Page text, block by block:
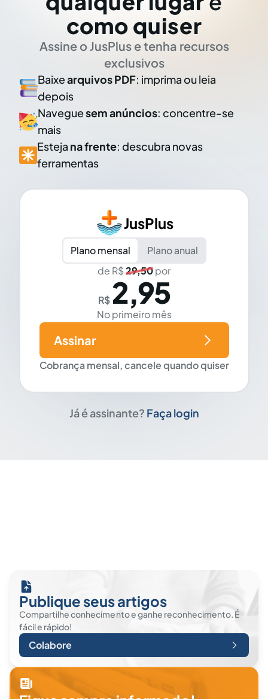
como quiser
Assine o JusPlus e tenha recursos
exclusivos
Baixearquivos PDF: imprima ou leia
depois
Naveguesem anúncios: concentre-se
mais
Esteja na frente: descubra novas
ferramentas
JusPlus
Plano mensal
Plano anual
de R$29,50por
R$ 2,95
No primeiro mês
Cobrança mensal, cancele quando quiser
Assinar
Já é assinante? Faça login
Publique seus artigos
Compartilhe conhecimento e ganhe reconhecimento. É
fácil e rápido!
Colabore